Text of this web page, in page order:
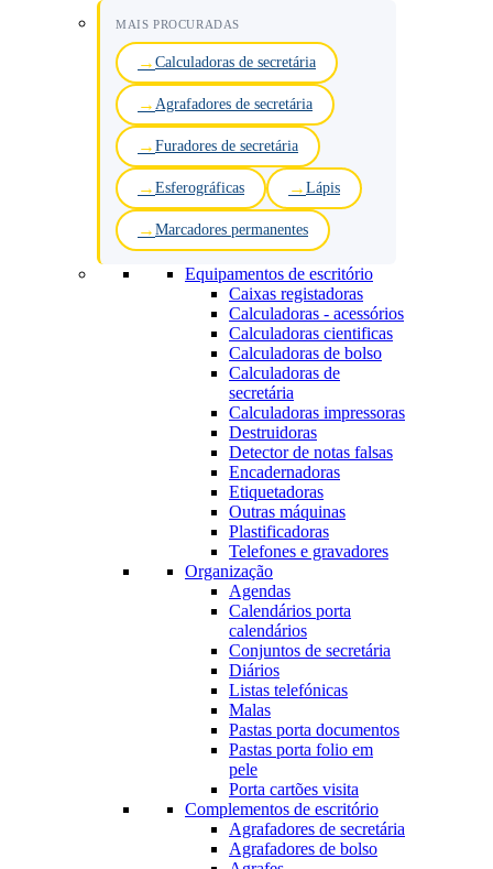
MAIS PROCURADAS
Calculadoras de secretária
Agrafadores de secretária
Furadores de secretária
Esferográficas Lápis
Marcadores permanentes
Equipamentos de escritório
Caixas registadoras
Calculadoras - acessórios
Calculadoras cientificas
Calculadoras de bolso
Calculadoras de
secretária
Calculadoras impressoras
Destruidoras
Detector de notas falsas
Encadernadoras
Etiquetadoras
Outras máquinas
Plastificadoras
Telefones e gravadores
Organização
Agendas
Calendários porta
calendários
Conjuntos de secretária
Diários
Listas telefónicas
Malas
Pastas porta documentos
Pastas porta folio em
pele
Porta cartões visita
Complementos de escritório
Agrafadores de secretária
Agrafadores de bolso